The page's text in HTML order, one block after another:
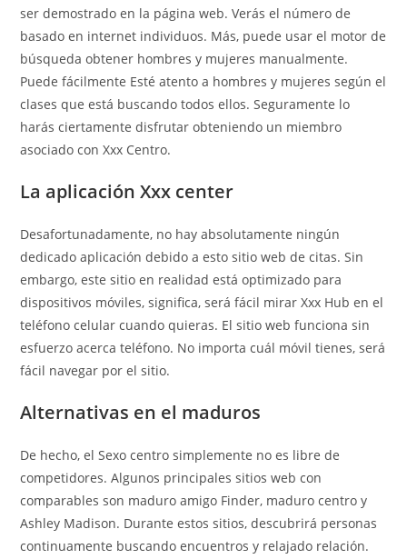
ser demostrado en la página web. Verás el número de
basado en internet individuos. Más, puede usar el motor de
búsqueda obtener hombres y mujeres manualmente.
Puede fácilmente Esté atento a hombres y mujeres según el
clases que está buscando todos ellos. Seguramente lo
harás ciertamente disfrutar obteniendo un miembro
asociado con Xxx Centro.
La aplicación Xxx center
Desafortunadamente, no hay absolutamente ningún
dedicado aplicación debido a esto sitio web de citas. Sin
embargo, este sitio en realidad está optimizado para
dispositivos móviles, significa, será fácil mirar Xxx Hub en el
teléfono celular cuando quieras. El sitio web funciona sin
esfuerzo acerca teléfono. No importa cuál móvil tienes, será
fácil navegar por el sitio.
Alternativas en el maduros
De hecho, el Sexo centro simplemente no es libre de
competidores. Algunos principales sitios web con
comparables son maduro amigo Finder, maduro centro y
Ashley Madison. Durante estos sitios, descubrirá personas
continuamente buscando encuentros y relajado relación.